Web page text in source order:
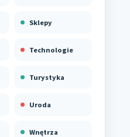
Sklepy
Technologie
Turystyka
Uroda
Wnętrza